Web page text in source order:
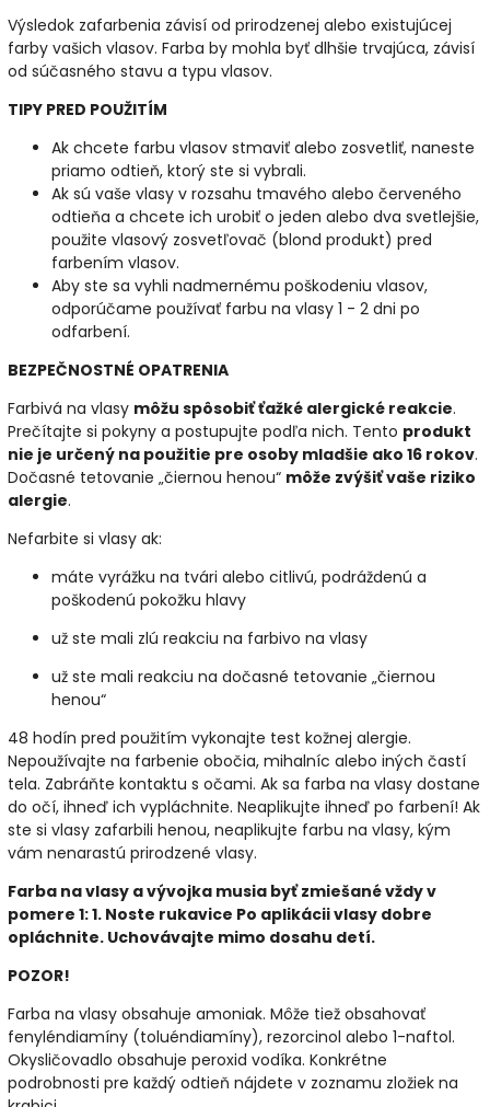
Výsledok zafarbenia závisí od prirodzenej alebo existujúcej
farby vašich vlasov. Farba by mohla byť dlhšie trvajúca, závisí
od súčasného stavu a typu vlasov.
TIPY PRED POUŽITÍM
Ak chcete farbu vlasov stmaviť alebo zosvetliť, naneste
priamo odtieň, ktorý ste si vybrali.
Ak sú vaše vlasy v rozsahu tmavého alebo červeného
odtieňa a chcete ich urobiť o jeden alebo dva svetlejšie,
použite vlasový zosvetľovač (blond produkt) pred
farbením vlasov.
Aby ste sa vyhli nadmernému poškodeniu vlasov,
odporúčame používať farbu na vlasy 1 - 2 dni po
odfarbení.
BEZPEČNOSTNÉ OPATRENIA
Farbivá na vlasy môžu spôsobiť ťažké alergické reakcie.
Prečítajte si pokyny a postupujte podľa nich. Tento produkt
nie je určený na použitie pre osoby mladšie ako 16 rokov.
Dočasné tetovanie „čiernou henou“ môže zvýšiť vaše riziko
alergie.
Nefarbite si vlasy ak:
máte vyrážku na tvári alebo citlivú, podráždenú a
poškodenú pokožku hlavy
už ste mali zlú reakciu na farbivo na vlasy
už ste mali reakciu na dočasné tetovanie „čiernou
henou“
48 hodín pred použitím vykonajte test kožnej alergie.
Nepoužívajte na farbenie obočia, mihalníc alebo iných častí
tela. Zabráňte kontaktu s očami. Ak sa farba na vlasy dostane
do očí, ihneď ich vypláchnite. Neaplikujte ihneď po farbení! Ak
ste si vlasy zafarbili henou, neaplikujte farbu na vlasy, kým
vám nenarastú prirodzené vlasy.
Farba na vlasy a vývojka musia byť zmiešané vždy v
pomere 1: 1. Noste rukavice Po aplikácii vlasy dobre
opláchnite. Uchovávajte mimo dosahu detí.
POZOR!
Farba na vlasy obsahuje amoniak. Môže tiež obsahovať
fenyléndiamíny (toluéndiamíny), rezorcinol alebo 1-naftol.
Okysličovadlo obsahuje peroxid vodíka. Konkrétne
podrobnosti pre každý odtieň nájdete v zoznamu zložiek na